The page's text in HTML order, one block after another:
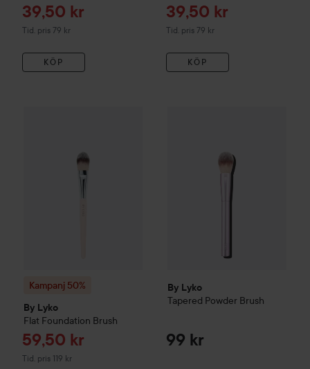
Reapris
39,50 kr
Tid. pris 79 kr
Tidigare pris 79 kr
KÖP
Reapris
39,50 kr
Tid. pris 79 kr
Tidigare pris 79 kr
KÖP
Kampanj 50%
By Lyko
Flat Foundation Brush
Reapris
59,50 kr
Tid. pris 119 kr
Tidigare pris 119 kr
By Lyko
Tapered Powder Brush
99 kr